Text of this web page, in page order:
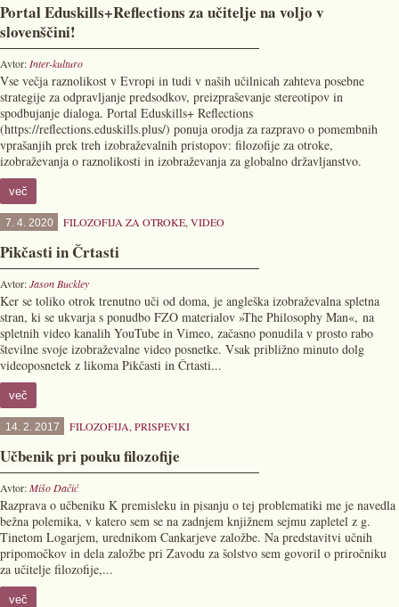
Portal Eduskills+Reflections za učitelje na voljo v
slovenščini!
Avtor: Inter-kulturo
Vse večja raznolikost v Evropi in tudi v naših učilnicah zahteva posebne
strategije za odpravljanje predsodkov, preizpraševanje stereotipov in
spodbujanje dialoga. Portal Eduskills+ Reflections
(https://reflections.eduskills.plus/) ponuja orodja za razpravo o pomembnih
vprašanjih prek treh izobraževalnih pristopov: filozofije za otroke,
izobraževanja o raznolikosti in izobraževanja za globalno državljanstvo.
več
7. 4. 2020 FILOZOFIJA ZA OTROKE, VIDEO
Pikčasti in Črtasti
Avtor:Jason Buckley
Ker se toliko otrok trenutno uči od doma, je angleška izobraževalna spletna
stran, ki se ukvarja s ponudbo FZO materialov »The Philosophy Man«, na
spletnih video kanalih YouTube in Vimeo, začasno ponudila v prosto rabo
številne svoje izobraževalne video posnetke. Vsak približno minuto dolg
videoposnetek z likoma Pikčasti in Črtasti...
več
14. 2. 2017 FILOZOFIJA, PRISPEVKI
Učbenik pri pouku filozofije
Avtor:Mišo Dačić
Razprava o učbeniku K premisleku in pisanju o tej problematiki me je navedla
bežna polemika, v katero sem se na zadnjem knjižnem sejmu zapletel z g.
Tinetom Logarjem, urednikom Cankarjeve založbe. Na predstavitvi učnih
pripomočkov in dela založbe pri Zavodu za šolstvo sem govoril o priročniku
za učitelje filozofije,...
več